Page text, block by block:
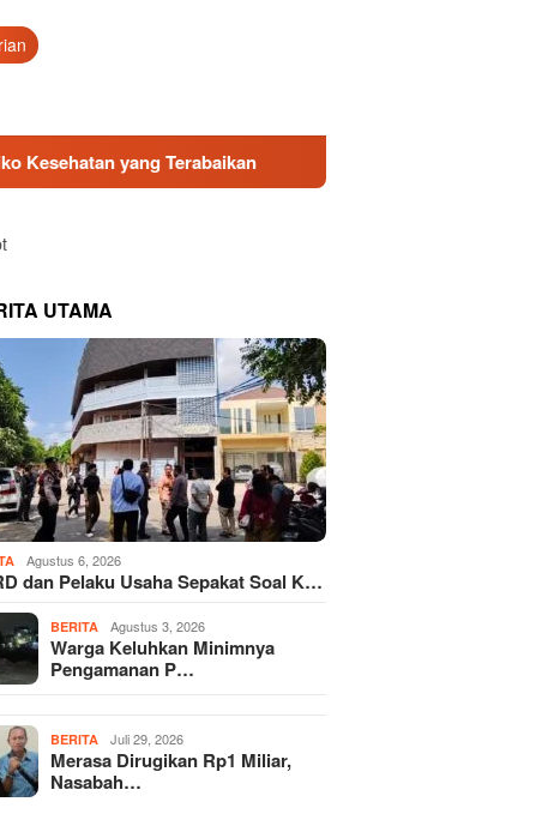
Terabaikan Direksi Baru PDAM Surya Sembada Dapat
UTAMA
Agustus 6, 2026
dan Pelaku Usaha Sepakat Soal K…
BERITA Agustus 3, 2026
Warga Keluhkan Minimnya
Pengamanan P…
BERITA Juli 29, 2026
Merasa Dirugikan Rp1 Miliar,
Nasabah…